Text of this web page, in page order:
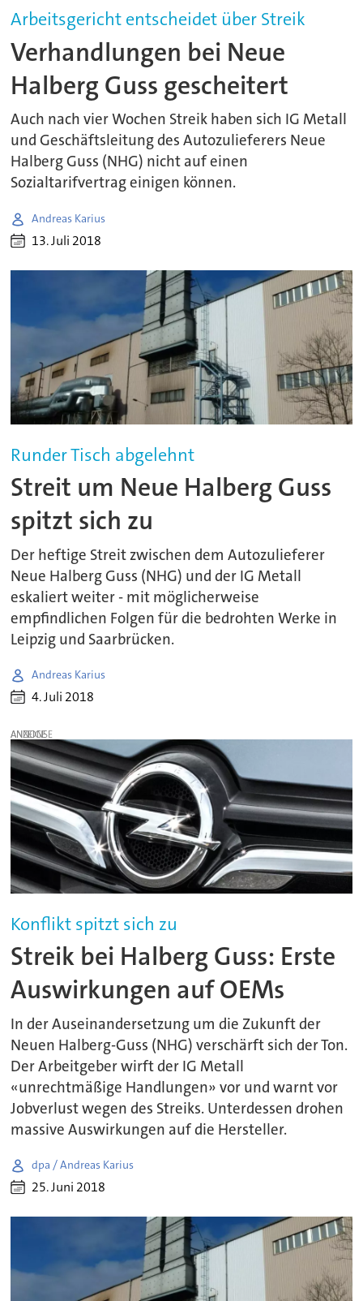
Arbeitsgericht entscheidet über Streik
Verhandlungen bei Neue
Halberg Guss gescheitert
Auch nach vier Wochen Streik haben sich IG Metall
und Geschäftsleitung des Autozulieferers Neue
Halberg Guss (NHG) nicht auf einen
Sozialtarifvertrag einigen können.
Andreas Karius
13. Juli 2018
Runder Tisch abgelehnt
Streit um Neue Halberg Guss
spitzt sich zu
Der heftige Streit zwischen dem Autozulieferer
Neue Halberg Guss (NHG) und der IG Metall
eskaliert weiter - mit möglicherweise
empfindlichen Folgen für die bedrohten Werke in
Leipzig und Saarbrücken.
Andreas Karius
4. Juli 2018
ANZEIGE
Konflikt spitzt sich zu
Streik bei Halberg Guss: Erste
Auswirkungen auf OEMs
In der Auseinandersetzung um die Zukunft der
Neuen Halberg-Guss (NHG) verschärft sich der Ton.
Der Arbeitgeber wirft der IG Metall
«unrechtmäßige Handlungen» vor und warnt vor
Jobverlust wegen des Streiks. Unterdessen drohen
massive Auswirkungen auf die Hersteller.
dpa / Andreas Karius
25. Juni 2018